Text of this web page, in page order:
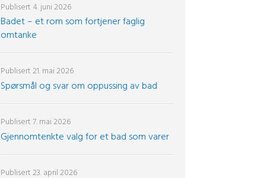
Badet – et rom som fortjener faglig
omtanke
Publisert 4. juni 2026
Spørsmål og svar om oppussing av bad
Publisert21. mai 2026
Gjennomtenkte valg for et bad som varer
Publisert7. mai 2026
Publisert23. april 2026